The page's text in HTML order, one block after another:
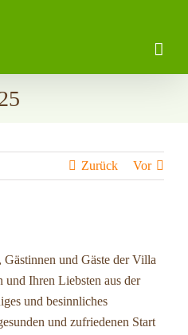
Zurück Vor
und Gäste der Villa
Ihren Liebsten aus der
und besinnliches
und zufriedenen Start